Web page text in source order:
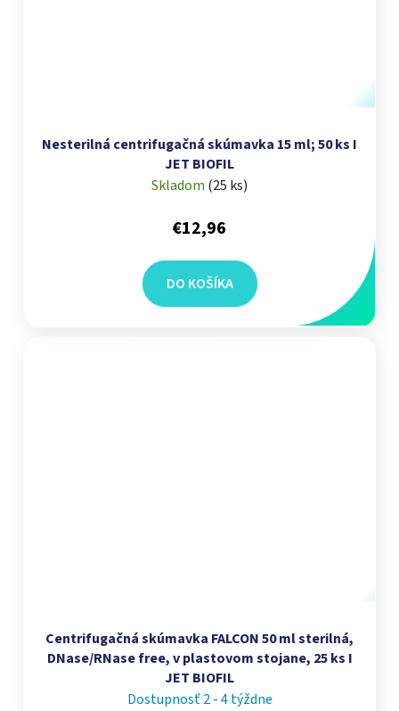
Nesterilná centrifugačná skúmavka 15 ml; 50 ks I
JET BIOFIL
Skladom (25 ks)
€12,96
DO KOŠÍKA
Centrifugačná skúmavka FALCON 50 ml sterilná,
DNase/RNase free, v plastovom stojane, 25 ks I
JET BIOFIL
Dostupnosť 2 - 4 týždne